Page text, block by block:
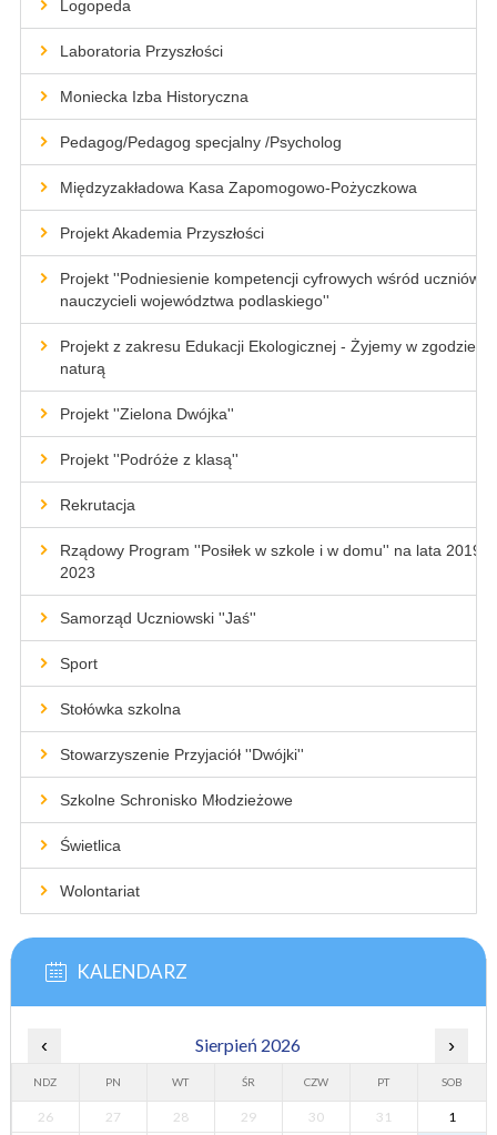
Logopeda
Laboratoria Przyszłości
Moniecka Izba Historyczna
Pedagog/Pedagog specjalny /Psycholog
Międzyzakładowa Kasa Zapomogowo-Pożyczkowa
Projekt Akademia Przyszłości
Projekt ''Podniesienie kompetencji cyfrowych wśród uczniów i
nauczycieli województwa podlaskiego''
Projekt z zakresu Edukacji Ekologicznej - Żyjemy w zgodzie z
naturą
Projekt ''Zielona Dwójka''
Projekt ''Podróże z klasą''
Rekrutacja
Rządowy Program ''Posiłek w szkole i w domu'' na lata 2019-
2023
Samorząd Uczniowski ''Jaś''
Sport
Stołówka szkolna
Stowarzyszenie Przyjaciół ''Dwójki''
Szkolne Schronisko Młodzieżowe
Świetlica
Wolontariat
KALENDARZ
‹ Sierpień 2026 ›
NDZ PN WT ŚR CZW PT SOB
26 27 28 29 30 31
1